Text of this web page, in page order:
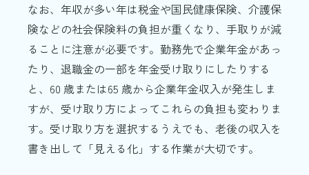
なお、年収が多い年は税金や国民健康保険、介護保
険などの社会保険料の負担が重くなり、手取りが減
ることに注意が必要です。勤務先で企業年金があっ
たり、退職金の一部を年金受け取りにしたりする
と、60 歳または65 歳から企業年金収入が発生しま
すが、受け取り方によってこれらの負担も変わりま
す。受け取り方を選択するうえでも、老後の収入を
書き出して「見える化」する作業が大切です。